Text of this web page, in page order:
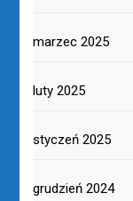
marzec 2025
luty 2025
styczeń 2025
grudzień 2024